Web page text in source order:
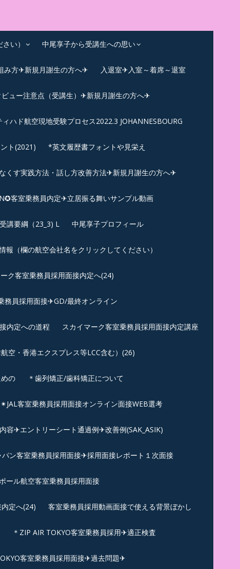
い） 中尾享子から受講生への思い
み方✈新規月謝生の方へ✈ 入退室✈入室～着席～退室
ュー注意点（受講生）✈新規月謝生の方へ✈
ィハド航空現地受験プロセス2022.3 JOHANNESBOURG
ト(2021) *英文履歴書フォントや見栄え
くす実践方法・話し方改善方法✈新規月謝生の方へ✈
客室乗務員内定✈立居振る舞いサンプル動画
講要綱（23_3) L 中尾享子プロフィール
報（欄の航空会社名をクリックしてください）
ク客室乗務員採用面接内定へ(24)
務員採用面接✈GD/最終オンライン
内定への道程 スカイマーク客室乗務員採用面接内定講座
空・香港エクスプレス等LCC含む）(26)
の ＊歯列矯正/歯科矯正について
✴︎JAL客室乗務員採用面接オンライン面接WEB選考
容✈エントリーシート通過例✈改善例(SAK_ASIK)
ン客室乗務員採用面接✈採用面接レポート１次面接
ール航空客室乗務員採用面接
定へ(24) 客室乗務員採用動画面接で使える背景ぼかし
＊ZIP AIR TOKYO客室乗務員採用✈適正検査
客室乗務員採用面接✈過去問題✈︎